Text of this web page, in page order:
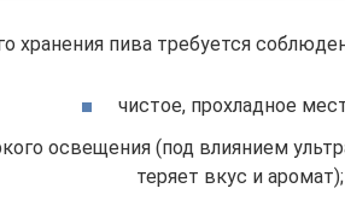
хранения пива требуется
чистое, прохладное
освещения (под влиянием
теряет вкус и аромат);